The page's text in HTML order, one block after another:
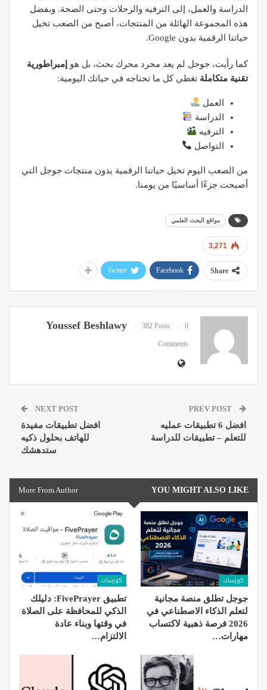
الدراسة والعمل، إلى الترفيه والرحلات وحتى الصحة. وبفضل
هذه المجموعة الهائلة من المنتجات، أصبح من الصعب تخيل
حياتنا الرقمية بدون Google.
كما رأيت، جوجل لم يعد مجرد محرك بحث، بل هو إمبراطورية
تقنية متكاملة تغطي كل ما تحتاجه في حياتك اليومية:
العمل
الدراسة
الترفيه
التواصل
من الصعب اليوم تخيل حياتنا الرقمية بدون منتجات جوجل التي
أصبحت جزءًا أساسيًا من يومنا.
مواقع البحث العلمي
3,271
Share
Facebook
Twitter
Youssef Beshlawy 382 Posts 0
Comments
افضل 6 تطبيقات عمليه
للتعلم – تطبيقات للدراسة
NEXT POST
افضل تطبيقات مفيدة
للهاتف بحلول ذكيه
ستدهشك
YOU MIGHT ALSO LIKE
More From Author
كورسات
جوجل تطلق منصة مجانية
لتعلم الذكاء الاصطناعي في
2026 فرصة ذهبية لاكتساب
مهارات…
كورسات
تطبيق FivePrayer: دليلك
الذكي للمحافظة على الصلاة
في وقتها وبناء عادة
الالتزام…